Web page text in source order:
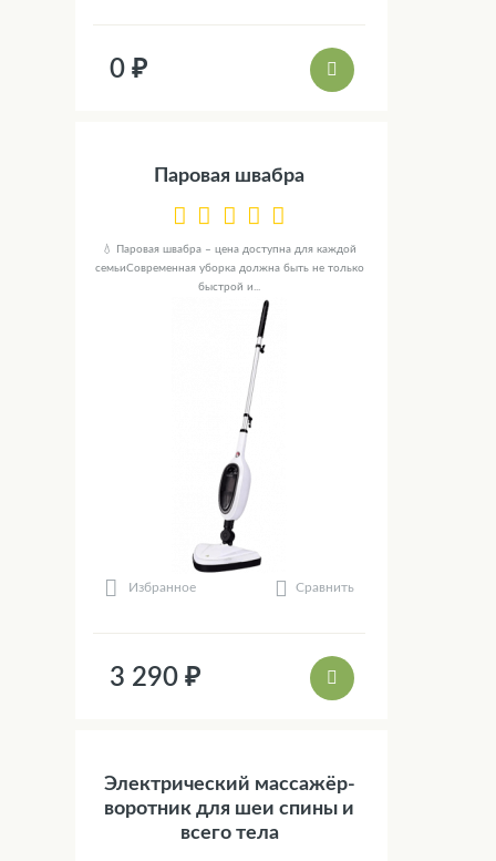
0 ₽
Паровая швабра
💧 Паровая швабра – цена доступна для каждой
семьиСовременная уборка должна быть не только
быстрой и...
Избранное Сравнить
3 290 ₽
Электрический массажёр-
воротник для шеи спины и
всего тела